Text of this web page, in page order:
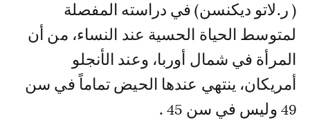
( ر.لاتو ديكنسن) في دراسته المفصلة
لمتوسط الحياة الحسية عند النساء، من أن
المرأة في شمال أوربا، وعند الأنجلو
أمريكان، ينتهي عندها الحيض تماماً في سن
49 وليس في سن 45 .